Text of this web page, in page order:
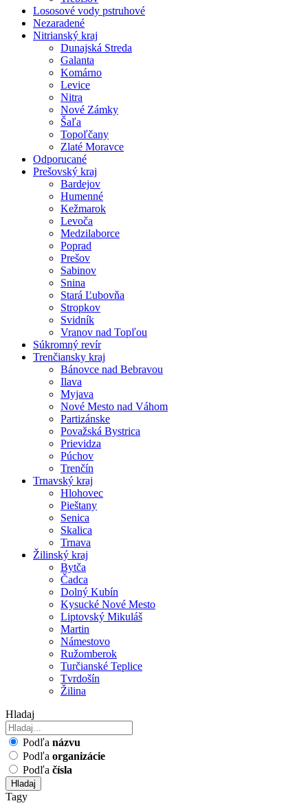
Lososové vody pstruhové
Nezaradené
Nitrianský kraj
Dunajská Streda
Galanta
Komárno
Levice
Nitra
Nové Zámky
Šaľa
Topoľčany
Zlaté Moravce
Odporucané
Prešovský kraj
Bardejov
Humenné
Kežmarok
Levoča
Medzilaborce
Poprad
Prešov
Sabinov
Snina
Stará Ľubovňa
Stropkov
Svidník
Vranov nad Topľou
Súkromný revír
Trenčiansky kraj
Bánovce nad Bebravou
Ilava
Myjava
Nové Mesto nad Váhom
Partizánske
Považská Bystrica
Prievidza
Púchov
Trenčín
Trnavský kraj
Hlohovec
Pieštany
Senica
Skalica
Trnava
Žilinský kraj
Bytča
Čadca
Dolný Kubín
Kysucké Nové Mesto
Liptovský Mikuláš
Martin
Námestovo
Ružomberok
Turčianské Teplice
Tvrdošín
Žilina
Hladaj
Podľa názvu
Podľa organizácie
Podľa čísla
Hladaj
Tagy